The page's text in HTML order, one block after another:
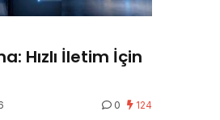
Hızlı İletim İçin
0 124